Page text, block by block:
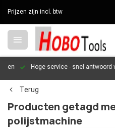
Prijzen zijn incl. btw
Hoge service- snel antwoord via
Terug
Producten getagd
polijstmachine